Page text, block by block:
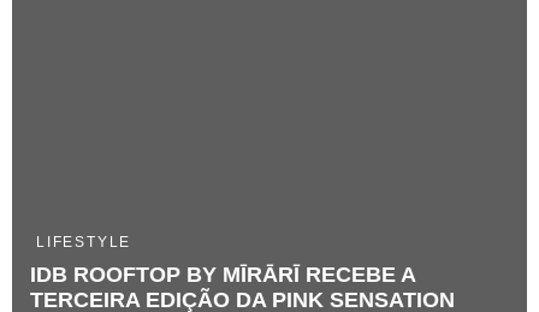
LIFESTYLE
IDB ROOFTOP BY MĪRĀRĪ RECEBE A
TERCEIRA EDIÇÃO DA PINK SENSATION ​